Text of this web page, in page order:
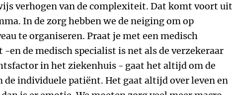
verhogen van de complexiteit. Dat komt voort uit
In de zorg hebben we de neiging om op
te organiseren. Praat je met een medisch
-en de medisch specialist is net als de verzekeraar
in het ziekenhuis - gaat het altijd om de
de individuele patiënt. Het gaat altijd over leven en